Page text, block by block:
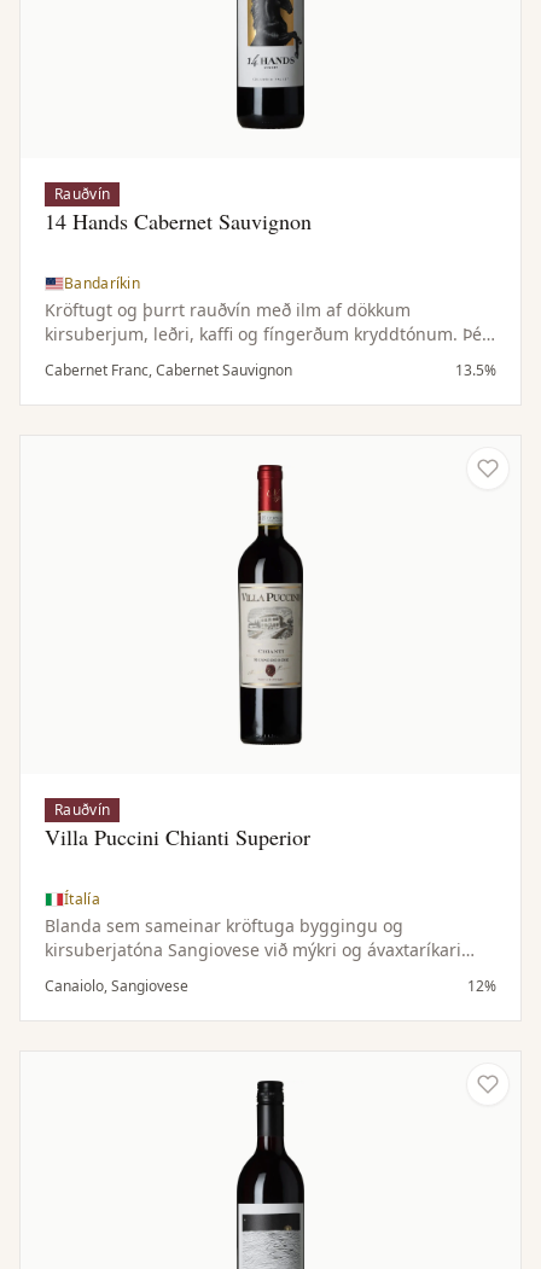
Rauðvín
14 Hands Cabernet Sauvignon
Bandaríkin
Kröftugt og þurrt rauðvín með ilm af dökkum
kirsuberjum, leðri, kaffi og fíngerðum kryddtónum. Þétt
og dökkt í munni með tóbakstónum, kryddaðri eik og
fáguðum tannínum.
Cabernet Franc, Cabernet Sauvignon 13.5%
Rauðvín
Villa Puccini Chianti Superior
Ítalía
Blanda sem sameinar kröftuga byggingu og
kirsuberjatóna Sangiovese við mýkri og ávaxtaríkari
einkenni Canaiolo — samstillt og vel jafnvægisstillt vín.
Canaiolo, Sangiovese 12%